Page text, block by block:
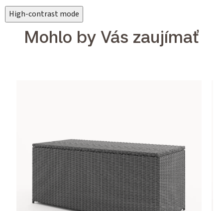
High-contrast mode
Mohlo by Vás zaujímať